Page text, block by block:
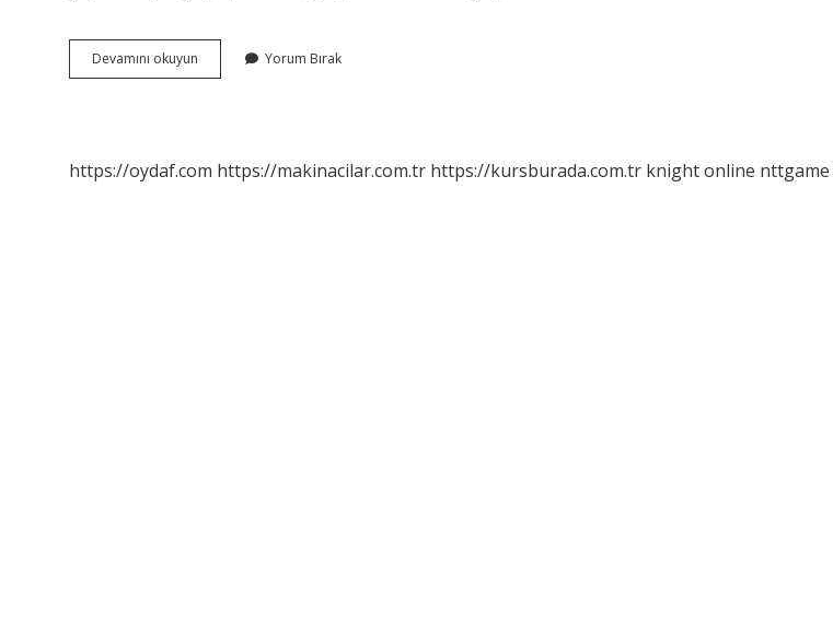
Devamını okuyun Masörler
Hangi
Yorum Bırak
https://oydaf.com https://makinacilar.com.tr https://kursburada.com.tr knight online nttgame